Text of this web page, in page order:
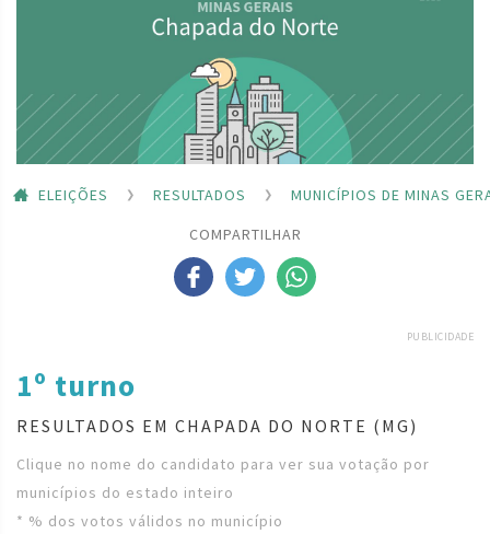
ELEIÇÕES RESULTADOS
MUNICÍPIOS DE MINAS
COMPARTILHAR
PUBLICIDADE
1º turno
RESULTADOS EM CHAPADA DO NORTE (MG)
Clique no nome do candidato para ver sua votação por
municípios do estado inteiro
* % dos votos válidos no município